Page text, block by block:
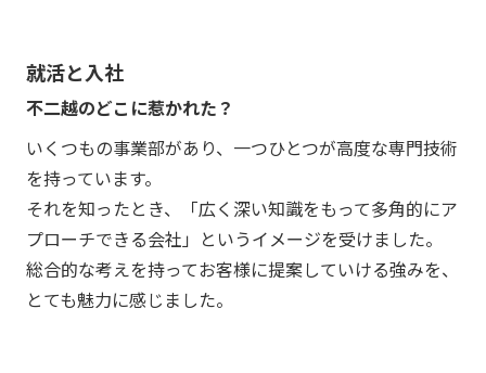
就活と入社
不二越のどこに惹かれた？
いくつもの事業部があり、一つひとつが高度な専門技術
を持っています。
それを知ったとき、「広く深い知識をもって多角的にア
プローチできる会社」というイメージを受けました。
総合的な考えを持ってお客様に提案していける強みを、
とても魅力に感じました。